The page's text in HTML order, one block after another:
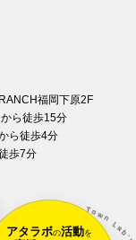
福岡下原2F
ら徒歩15分
ら徒歩4分
歩7分
アタラボの活動を